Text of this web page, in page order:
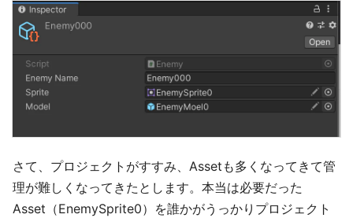
さて、プロジェクトがすすみ、Assetも多くなってきて管
理が難しくなってきたとします。本当は必要だった
Asset（EnemySprite0）を誰かがうっかりプロジェクト